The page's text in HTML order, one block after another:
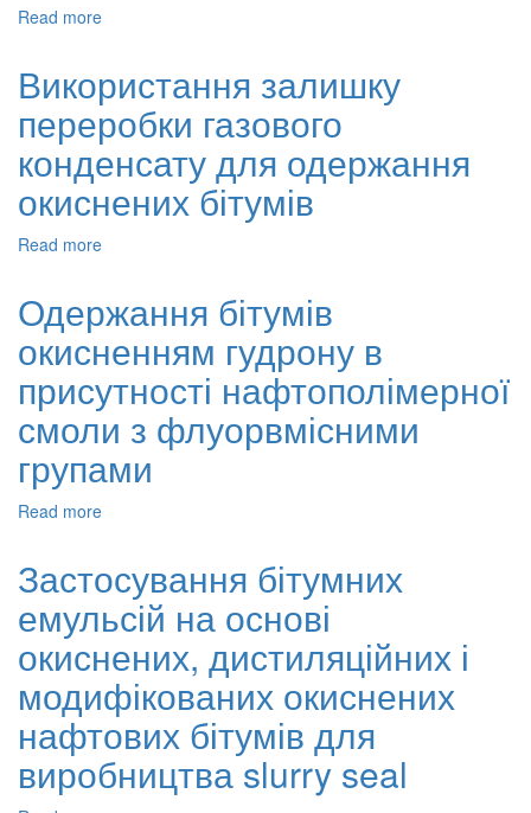
Read more
бітуму
орховицької
нафти
полімерними
латексами
Butonal
Використання залишку
переробки газового
конденсату для одержання
окиснених бітумів
Read more
переробки
конденсату
для
одержання
окиснених
бітумів
Одержання бітумів
окисненням гудрону в
присутності нафтополімерної
смоли з флуорвмісними
групами
Read more
окисненням
гудрону
в
присутності
нафтополімерної
смоли
з
флуорвмісними
групами
Застосування бітумних
емульсій на основі
окиснених, дистиляційних і
модифікованих окиснених
нафтових бітумів для
виробництва slurry seal